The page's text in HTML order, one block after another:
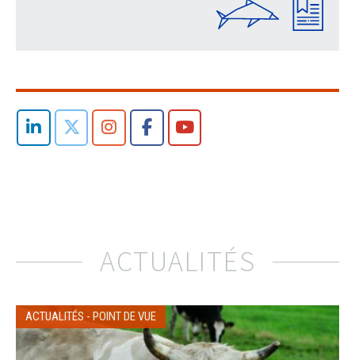
ACTUALITÉS
ACTUALITÉS - POINT DE VUE